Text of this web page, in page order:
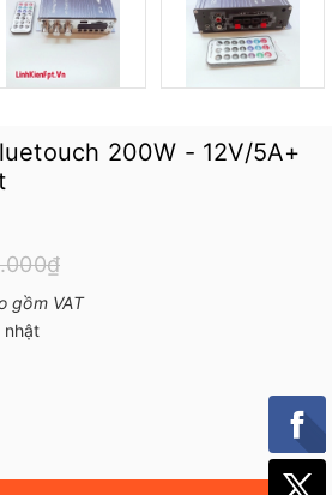
200W - 12V/5A+
gồm VAT